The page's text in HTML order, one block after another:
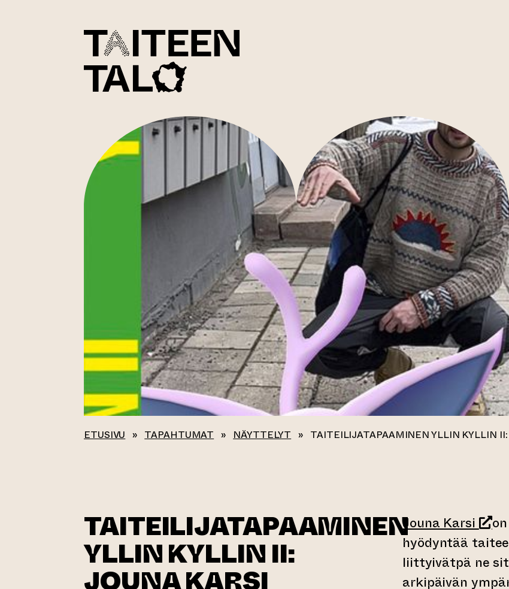
ETUSIVU » TAPAHTUMAT » NÄYTTELYT » TAITEILIJATAPAAMINEN YLLIN KYLLIN II:
TAITEILIJATAPAAMINEN
YLLIN KYLLIN II:
JOUNA KARSI
Jouna Karsi
hyödyntää
liittyivätpä ne
arkipäivän